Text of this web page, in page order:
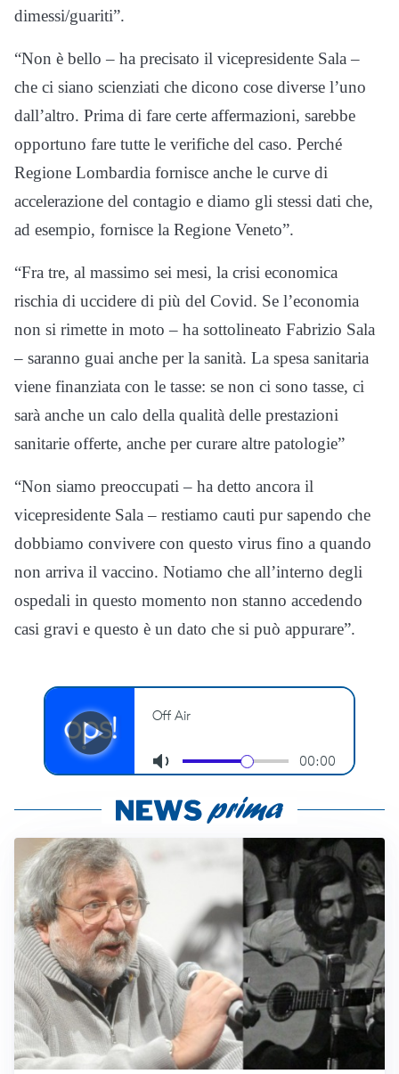
dimessi/guariti”.
“Non è bello – ha precisato il vicepresidente Sala –
che ci siano scienziati che dicono cose diverse l’uno
dall’altro. Prima di fare certe affermazioni, sarebbe
opportuno fare tutte le verifiche del caso. Perché
Regione Lombardia fornisce anche le curve di
accelerazione del contagio e diamo gli stessi dati che,
ad esempio, fornisce la Regione Veneto”.
“Fra tre, al massimo sei mesi, la crisi economica
rischia di uccidere di più del Covid. Se l’economia
non si rimette in moto – ha sottolineato Fabrizio Sala
– saranno guai anche per la sanità. La spesa sanitaria
viene finanziata con le tasse: se non ci sono tasse, ci
sarà anche un calo della qualità delle prestazioni
sanitarie offerte, anche per curare altre patologie”
“Non siamo preoccupati – ha detto ancora il
vicepresidente Sala – restiamo cauti pur sapendo che
dobbiamo convivere con questo virus fino a quando
non arriva il vaccino. Notiamo che all’interno degli
ospedali in questo momento non stanno accedendo
casi gravi e questo è un dato che si può appurare”.